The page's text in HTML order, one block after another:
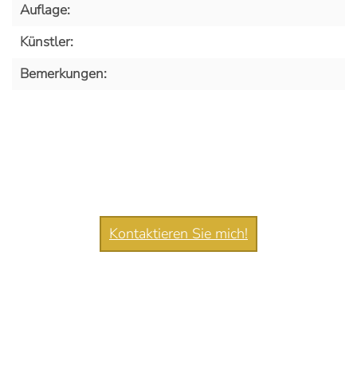
Auflage:
Künstler:
Bemerkungen:
Kontaktieren Sie mich!